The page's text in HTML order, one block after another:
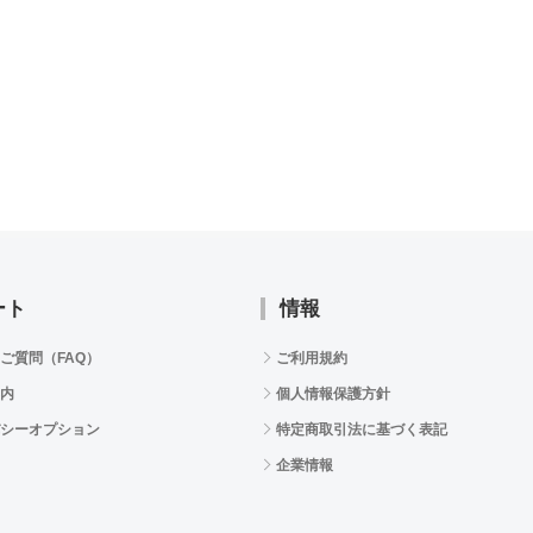
質問（FAQ）
ーオプション
情報
ご利用規約
個人情報保護方針
特定商取引法に基づく表記
企業情報